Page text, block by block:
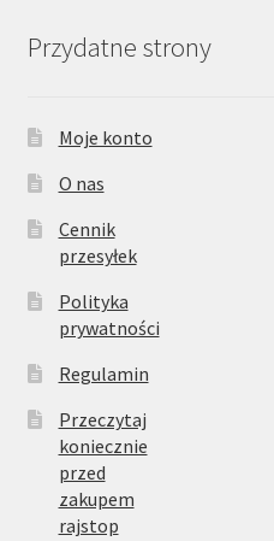
Przydatne strony
Moje konto
O nas
Cennik
przesyłek
Polityka
prywatności
Regulamin
Przeczytaj
koniecznie
przed
zakupem
rajstop